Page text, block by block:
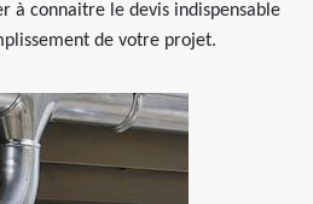
à connaitre le devis indispensable
de votre projet.